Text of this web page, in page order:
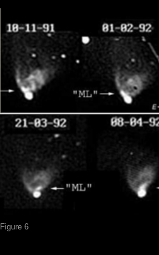
Figure 6